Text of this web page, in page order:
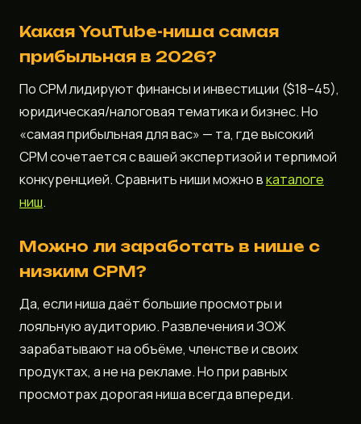
Какая YouTube-ниша самая
прибыльная в 2026?
По CPM лидируют финансы и инвестиции ($18–45),
юридическая/налоговая тематика и бизнес. Но
«самая прибыльная для вас» — та, где высокий
CPM сочетается с вашей экспертизой и терпимой
конкуренцией. Сравнить ниши можно вкаталоге
ниш.
Можно ли заработать в нише с
низким CPM?
Да, если ниша даёт большие просмотры и
лояльную аудиторию. Развлечения и ЗОЖ
зарабатывают на объёме, членстве и своих
продуктах, а не на рекламе. Но при равных
просмотрах дорогая ниша всегда впереди.